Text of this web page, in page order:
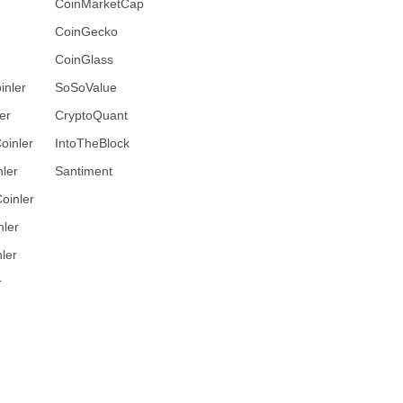
CoinMarketCap
CoinGecko
CoinGlass
SoSoValue
CryptoQuant
IntoTheBlock
Santiment